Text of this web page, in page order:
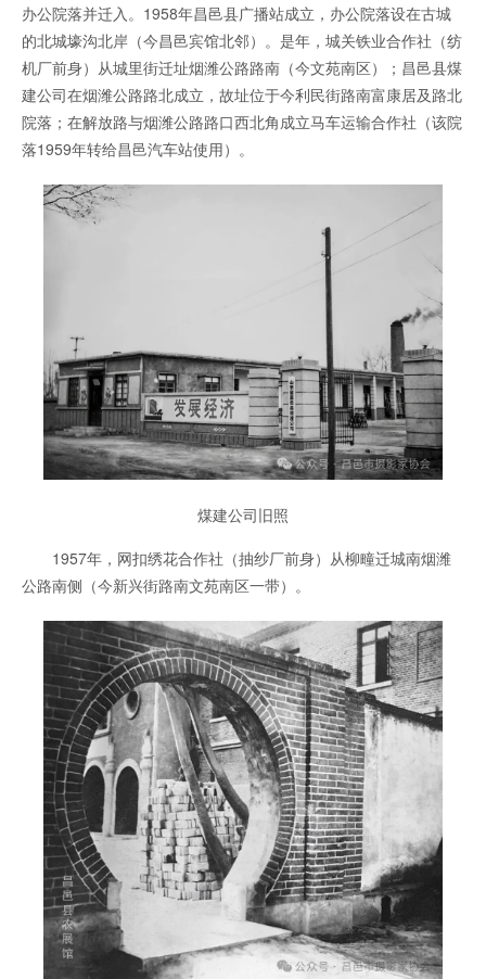
办公院落并迁入。1958年昌邑县广播站成立，办公院落设在古城
的北城壕沟北岸（今昌邑宾馆北邻）。是年，城关铁业合作社（纺
机厂前身）从城里街迁址烟潍公路路南（今文苑南区）；昌邑县煤
建公司在烟潍公路路北成立，故址位于今利民街路南富康居及路北
院落；在解放路与烟潍公路路口西北角成立马车运输合作社（该院
落1959年转给昌邑汽车站使用）。
煤建公司旧照
1957年，网扣绣花合作社（抽纱厂前身）从柳疃迁城南烟潍
公路南侧（今新兴街路南文苑南区一带）。